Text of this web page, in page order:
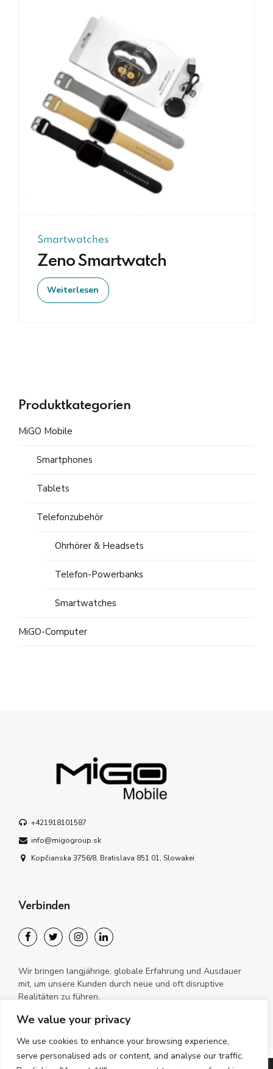
We value your privacy
We use cookies to enhance your browsing experience,
serve personalised ads or content, and analyse our traffic.
Smartwatches
Zeno Smartwatch
Weiterlesen
Produktkategorien
MiGO Mobile
Smartphones
Tablets
Telefonzubehör
Ohrhörer & Headsets
Telefon-Powerbanks
Smartwatches
MiGO-Computer
+421918101587
info@migogroup.sk
Kopčianska 3756/8, Bratislava 851 01, Slowakei
Verbinden
Wir bringen langjährige, globale Erfahrung und Ausdauer
mit, um unsere Kunden durch neue und oft disruptive
Realitäten zu führen.